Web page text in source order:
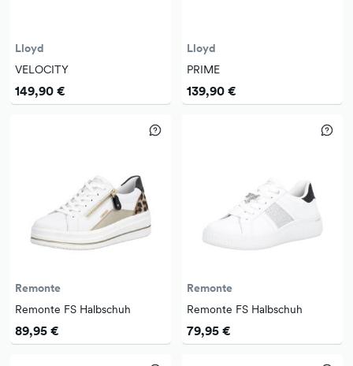
Lloyd
VELOCITY
149,90 €
Lloyd
PRIME
139,90 €
Remonte
Remonte FS Halbschuh
89,95 €
Remonte
Remonte FS Halbschuh
79,95 €